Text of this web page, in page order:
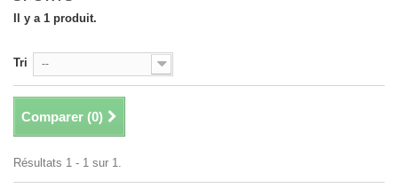
LOISIRS, VIE PRATIQUE
SCOLAIRE ET DICTIONNAIRE
+
LIVRES ANCIENS AVANT 1945
Il y a 1 produit.
Tri --
Comparer (0)
Résultats 1 - 1 sur 1.